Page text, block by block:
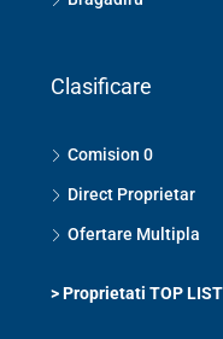
Comision 0
Direct Proprietar